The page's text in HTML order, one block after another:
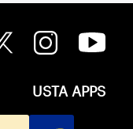
USTA APPS